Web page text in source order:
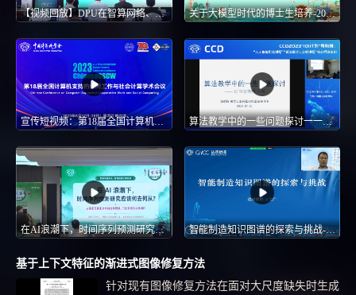
【视频回放】DPU在智算网络、云原生网络等场景的技术趋势和应用实践-CNCC2024 分论坛 关于大模型时代的博士生培养-2025 CCF中国软件大会-CCF ChinaSoft
宣传短视频：第18届全国计算机协同工作会议与社会计算学术会议-第18届全国计算机支持的协同工作与社会计算学术会议(ChineseCSCW 2023) 算法教学中的一些问题探讨一一以“分治策略”为例
在AI浪潮下，时间序列预测研究应该何去何从?--2026 CCF青年精英大会(YEF 2026) 智能制造知识图谱的探索与挑战-第六届知识图谱论坛-知识图谱赋能大数据大算力-CNCC 2022
基于上下文特征的渐进式图像修复方法
针对现有图像修复方法在面对大尺度缺失时生成